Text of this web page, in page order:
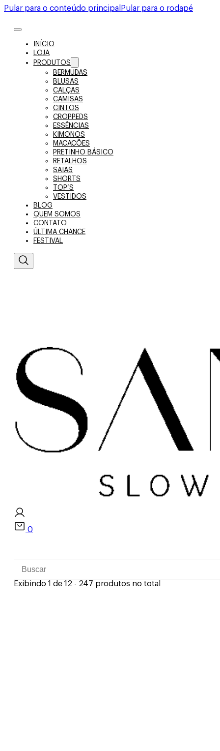
Pular para o conteúdo principal Pular para o rodapé
INÍCIO
LOJA
PRODUTOS
BERMUDAS
BLUSAS
CALÇAS
CAMISAS
CINTOS
CROPPEDS
ESSÊNCIAS
KIMONOS
MACACÕES
PRETINHO BÁSICO
RETALHOS
SAIAS
SHORTS
TOP’S
VESTIDOS
BLOG
QUEM SOMOS
CONTATO
ÚLTIMA CHANCE
FESTIVAL
0
Exibindo 1 de 12 - 247 produtos no total